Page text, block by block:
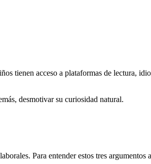
tienen acceso a plataformas de lectura,
desmotivar su curiosidad natural.
Para entender estos tres